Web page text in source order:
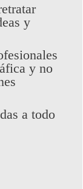
y
y no
a todo